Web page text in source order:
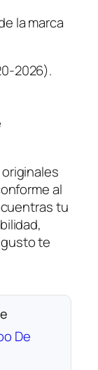
la marca
2026).
al
tu
te
De